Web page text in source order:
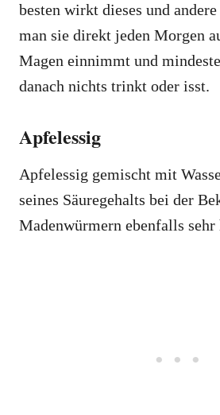
besten wirkt dieses und
man sie direkt jeden Morgen
Magen einnimmt und
danach nichts trinkt oder isst.
Apfelessig
Apfelessig gemischt mit
seines Säuregehalts bei der
Madenwürmern ebenfalls